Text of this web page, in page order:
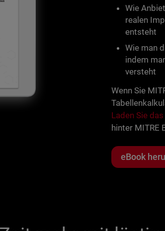
Wie
realen
entsteht
Wie man
indem
versteht
Wenn Sie
Laden Sie
hinter MITRE
eBook